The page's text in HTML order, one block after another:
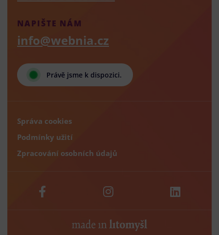
Právě jsme k dispozici.
NAPIŠTE NÁM
info@webnia.cz
Správa cookies
Podmínky užití
Zpracování osobních údajů